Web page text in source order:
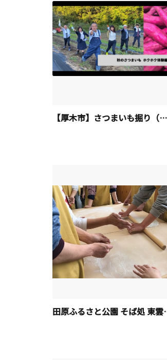
【厚木市】さつまいも掘り（観光農園「Blueberry HILLS あつぎ」）
田原ふる